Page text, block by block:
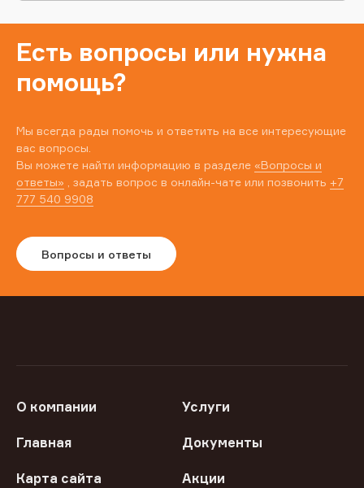
Есть вопросы или нужна
помощь?
Мы всегда рады помочь и ответить на все интересующие
вас вопросы.
Вы можете найти информацию в разделе «Вопросы и
ответы» , задать вопрос в онлайн-чате или позвонить +7
777 540 9908
Вопросы и ответы
О компании Услуги
Главная Документы
Карта сайта Акции